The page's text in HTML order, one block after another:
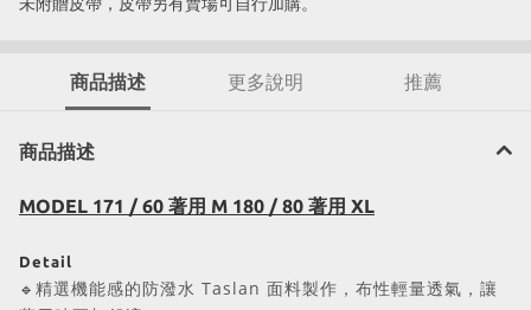
商品描述 更多說明 推薦
商品描述
MODEL 171 / 60 著用 M 180 / 80 著用 XL
Detail
🔹 精選機能感的防潑水 Taslan 面料製作，布性輕量透氣，讓